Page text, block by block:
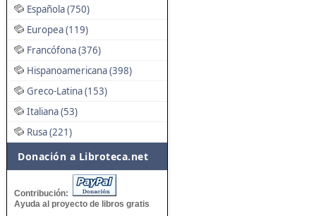
Española (750)
Europea (119)
Francófona (376)
Hispanoamericana (398)
Greco-Latina (153)
Italiana (53)
Rusa (221)
Donación a Libroteca.net
Contribución:
Ayuda al proyecto de libros gratis